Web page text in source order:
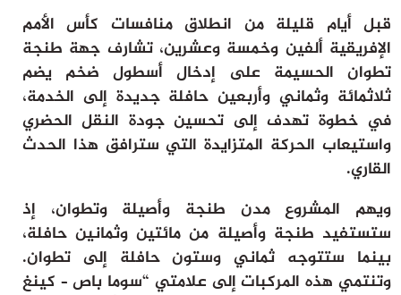
قبل أيام قليلة من انطلاق منافسات كأس الأمم
الإفريقية ألفين وخمسة وعشرين، تشارف جهة طنجة
تطوان الحسيمة على إدخال أسطول ضخم يضم
ثلاثمائة وثماني وأربعين حافلة جديدة إلى الخدمة،
في خطوة تهدف إلى تحسين جودة النقل الحضري
واستيعاب الحركة المتزايدة التي سترافق هذا الحدث
القاري.
ويهم المشروع مدن طنجة وأصيلة وتطوان، إذ
ستستفيد طنجة وأصيلة من مائتين وثمانين حافلة،
بينما ستتوجه ثماني وستون حافلة إلى تطوان.
وتنتمي هذه المركبات إلى علامتي “سوما باص – كينغ